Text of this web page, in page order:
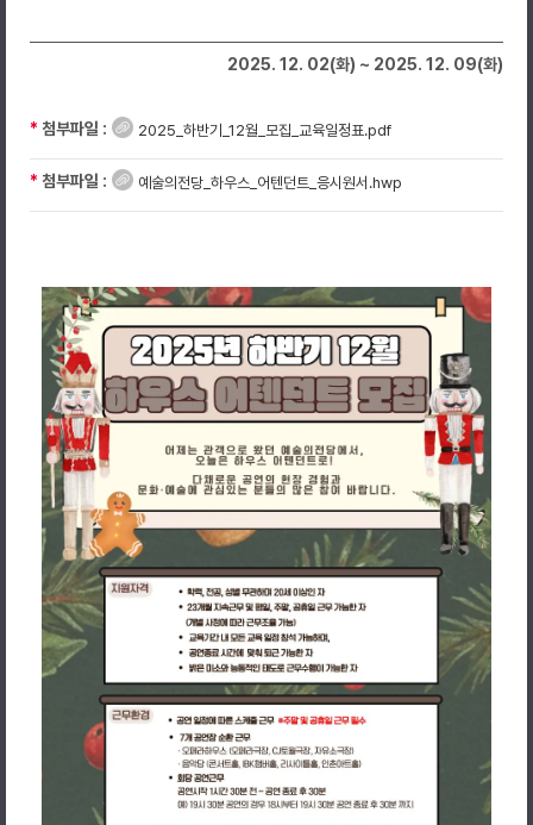
2025. 12. 02(화) ~ 2025. 12. 09(화)
* 첨부파일 : 2025_하반기_12월_모집_교육일정표.pdf
* 첨부파일 : 예술의전당_하우스_어텐던트_응시원서.hwp